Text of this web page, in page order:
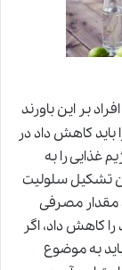
بر این باورند
کاهش داد در
غذایی را به
تشکیل سلولیت
مقدار مصرفی
کاهش داد، اگر
به موضوع